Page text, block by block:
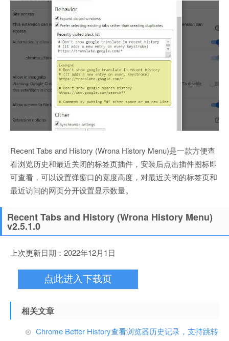
Recent Tabs and History (Wrona History Menu)是一款方便查
看浏览历史和最近关闭的标签页插件，安装后点击插件图标即
可查看，可以设置弹窗口的宽度高度，对最近关闭的标签页和
最近访问的网页分开设置显示数量。
Recent Tabs and History (Wrona History Menu)
v2.5.1.0
上次更新日期：2022年12月1日
点此进入下载页
相关文章
Chrome Better History查看浏览器历史记录，支持跳转